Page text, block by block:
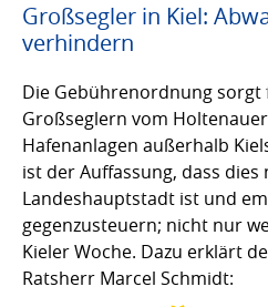
Großsegler in Kiel:
verhindern
Die Gebührenordnung
Großseglern vom
Hafenanlagen außerhalb
ist der Auffassung, dass
Landeshauptstadt ist und
gegenzusteuern; nicht nur
Kieler Woche. Dazu erklärt
Ratsherr Marcel Schmidt: